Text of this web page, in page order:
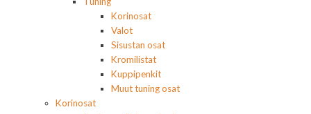
Korinosat
Valot
Sisustan osat
Kromilistat
Kuppipenkit
Muut tuning osat
Korinosat